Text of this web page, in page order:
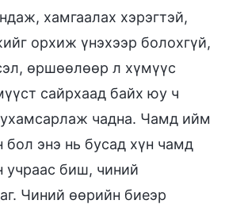
хамгаалах хэрэгтэй,
орхиж үнэхээр болохгүй,
өршөөлөөр л хүмүүс
сайрхаад байх юу ч
ухамсарлаж чадна. Чамд ийм
энэ нь бусад хүн чамд
учраас биш, чиний
Чиний өөрийн биеэр